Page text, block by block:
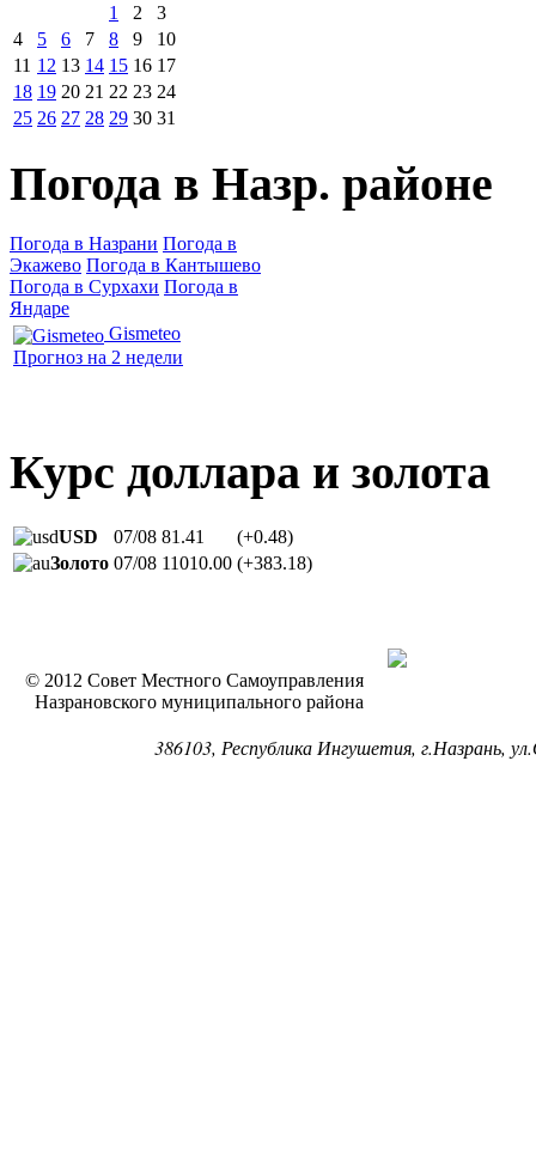
1
2
3
4
5 6 7 8 9
10
11 12 13 14 15 16 17
18 19 20 21 22 23 24
25 26 27 28 29 30 31
Погода в Назр. районе
Погода в Назрани Погода в
Экажево Погода в Кантышево
Погода в Сурхахи Погода в
Яндаре
Gismeteo
Прогноз на 2 недели
Курс доллара и золота
USD 07/08 81.41
(+0.48)
Золото 07/08 11010.00 (+383.18)
© 2012 Совет Местного Самоуправления
Назрановского муниципального района
386103, Республика Ингушетия, г.Назрань,